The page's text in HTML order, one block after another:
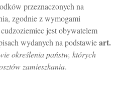
przeznaczonych na
zgodnie z wymogami
jest obywatelem
wydanych na podstawieart.
określenia państw, których
zamieszkania.